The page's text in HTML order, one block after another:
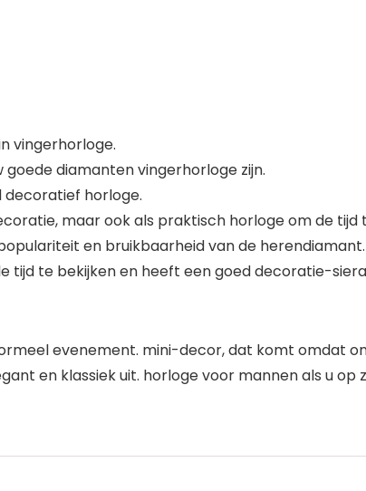
vingerhorloge.
diamanten vingerhorloge zijn.
decoratief horloge.
maar ook als praktisch horloge om de tijd
en bruikbaarheid van de herendiamant.
tijd te bekijken en heeft een goed decoratie-
evenement. mini-decor, dat komt omdat
en klassiek uit. horloge voor mannen als u